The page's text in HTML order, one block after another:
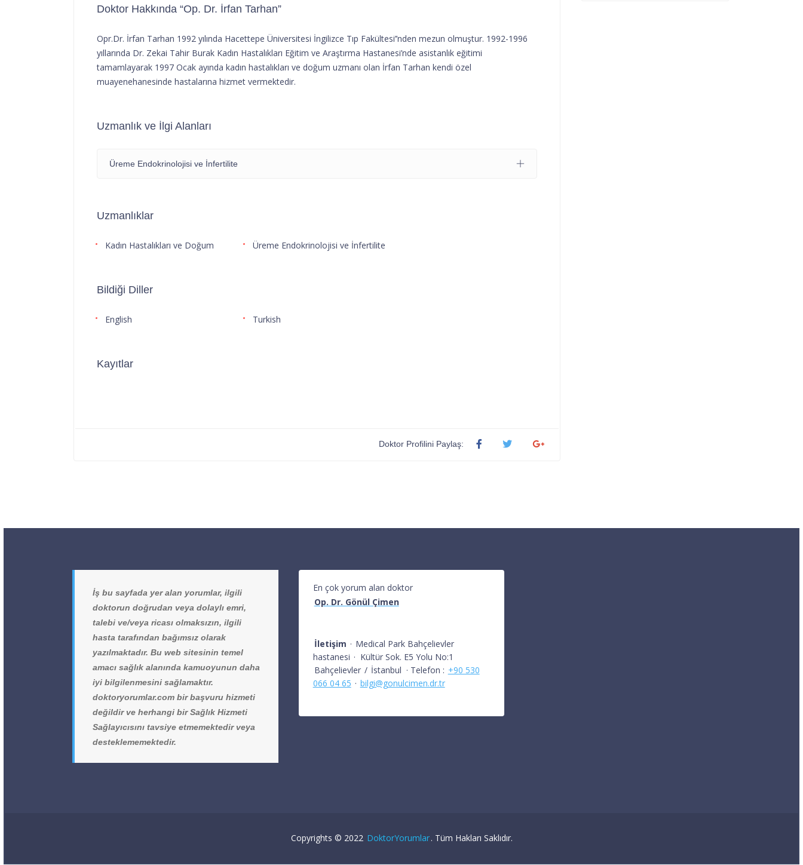
Doktor Hakkında “Op. Dr. İrfan Tarhan”
Opr.Dr. İrfan Tarhan 1992 yılında Hacettepe Üniversitesi İngilizce Tıp Fakültesi’’nden mezun olmuştur. 1992-1996
yıllarında Dr. Zekai Tahir Burak Kadın Hastalıkları Eğitim ve Araştırma Hastanesi’nde asistanlık eğitimi
tamamlayarak 1997 Ocak ayında kadın hastalıkları ve doğum uzmanı olan İrfan Tarhan kendi özel
muayenehanesinde hastalarına hizmet vermektedir.
Uzmanlık ve İlgi Alanları
Üreme Endokrinolojisi ve İnfertilite
Uzmanlıklar
Kadın Hastalıkları ve Doğum Üreme Endokrinolojisi ve İnfertilite
Bildiği Diller
English Turkish
Kayıtlar
Doktor Profilini Paylaş:
İş bu sayfada yer alan yorumlar, ilgili
doktorun doğrudan veya dolaylı emri,
talebi ve/veya ricası olmaksızın, ilgili
hasta tarafından bağımsız olarak
yazılmaktadır. Bu web sitesinin temel
amacı sağlık alanında kamuoyunun daha
iyi bilgilenmesini sağlamaktır.
doktoryorumlar.com bir başvuru hizmeti
değildir ve herhangi bir Sağlık Hizmeti
Sağlayıcısını tavsiye etmemektedir veya
desteklememektedir.
En çok yorum alan doktor
Op. Dr. Gönül Çimen
İletişim · Medical Park Bahçelievler
hastanesi · Kültür Sok. E5 Yolu No:1
Bahçelievler / İstanbul · Telefon : +90 530
066 04 65 · bilgi@gonulcimen.dr.tr
Copyrights © 2022 DoktorYorumlar. Tüm Hakları Saklıdır.